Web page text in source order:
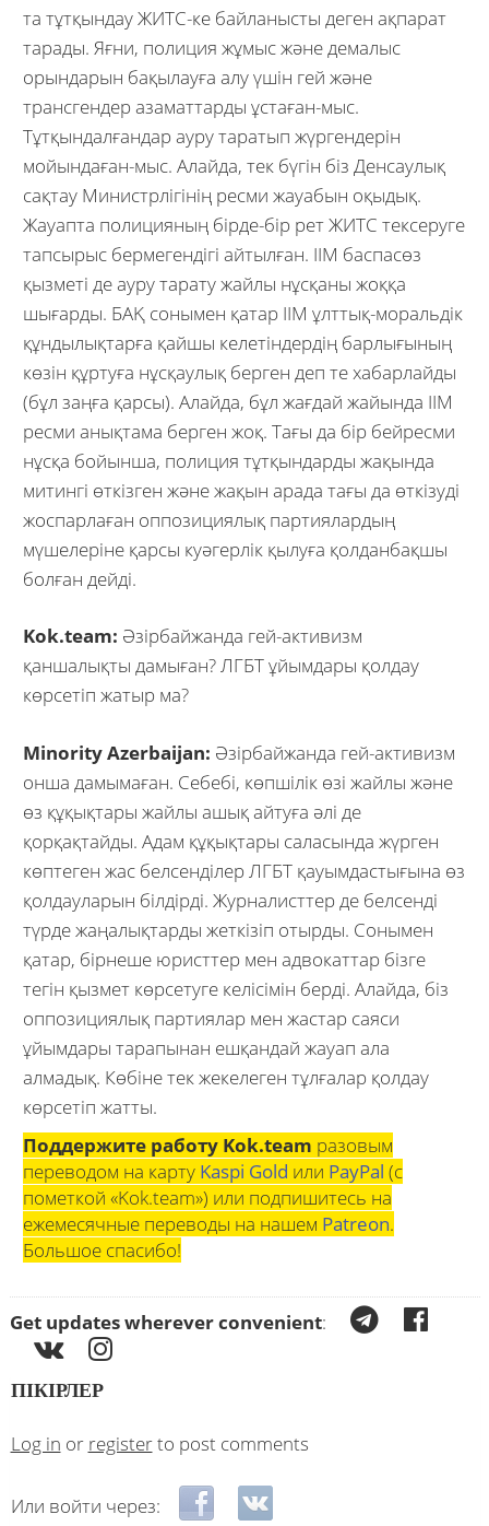
та тұтқындау ЖИТС-ке байланысты деген ақпарат
тарады. Яғни, полиция жұмыс және демалыс
орындарын бақылауға алу үшін гей және
трансгендер азаматтарды ұстаған-мыс.
Тұтқындалғандар ауру таратып жүргендерін
мойындаған-мыс. Алайда, тек бүгін біз Денсаулық
сақтау Министрлігінің ресми жауабын оқыдық.
Жауапта полицияның бірде-бір рет ЖИТС тексеруге
тапсырыс бермегендігі айтылған. ІІМ баспасөз
қызметі де ауру тарату жайлы нұсқаны жоққа
шығарды. БАҚ сонымен қатар ІІМ ұлттық-моральдік
құндылықтарға қайшы келетіндердің барлығының
көзін құртуға нұсқаулық берген деп те хабарлайды
(бұл заңға қарсы). Алайда, бұл жағдай жайында ІІМ
ресми анықтама берген жоқ. Тағы да бір бейресми
нұсқа бойынша, полиция тұтқындарды жақында
митингі өткізген және жақын арада тағы да өткізуді
жоспарлаған оппозициялық партиялардың
мүшелеріне қарсы куәгерлік қылуға қолданбақшы
болған дейді.
Kok.team: Әзірбайжанда гей-активизм
қаншалықты дамыған? ЛГБТ ұйымдары қолдау
көрсетіп жатыр ма?
Minority Azerbaijan: Әзірбайжанда гей-активизм
онша дамымаған. Себебі, көпшілік өзі жайлы және
өз құқықтары жайлы ашық айтуға әлі де
қорқақтайды. Адам құқықтары саласында жүрген
көптеген жас белсенділер ЛГБТ қауымдастығына өз
қолдауларын білдірді. Журналисттер де белсенді
түрде жаңалықтарды жеткізіп отырды. Сонымен
қатар, бірнеше юристтер мен адвокаттар бізге
тегін қызмет көрсетуге келісімін берді. Алайда, біз
оппозициялық партиялар мен жастар саяси
ұйымдары тарапынан ешқандай жауап ала
алмадық. Көбіне тек жекелеген тұлғалар қолдау
көрсетіп жатты.
Поддержите работу Kok.team разовым
переводом на карту Kaspi Gold или PayPal (с
пометкой «Kok.team») или подпишитесь на
ежемесячные переводы на нашем Patreon.
Большое спасибо!
Get updates wherever convenient:
ПІКІРЛЕР
Log in or registerto post comments
Или войти через: Login with Facebook
Login with VKontakte